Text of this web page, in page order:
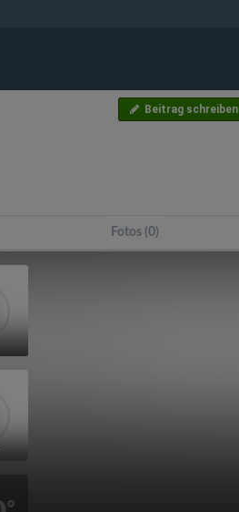
Beitrag schreiben
Fotos (0)